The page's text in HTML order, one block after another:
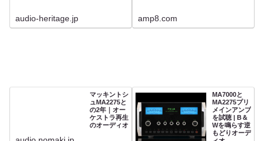
audio-heritage.jp amp8.com
マッキントシ
ュMA2275と
の2年｜オー
ケストラ再生
のオーディオ
MA7000と
MA2275プリ
メインアンプ
を試聴 | B＆
Wを鳴らす逆
もどりオーデ